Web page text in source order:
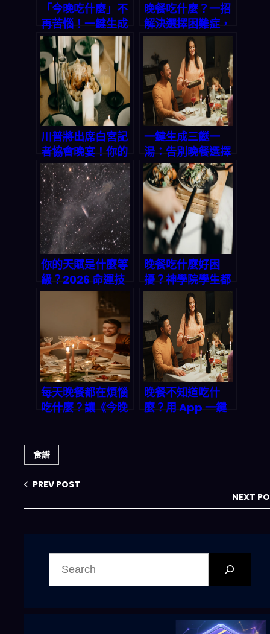
「今晚吃什麼」不
再苦惱！一鍵生成
三餸一湯，讓你省
時省錢又吃好
晚餐吃什麼？一招
解決選擇困難症，
三餸一湯輕鬆上
桌！
川普將出席白宮記
者協會晚宴！你的
晚餐想好了嗎？
「三餸一湯」智能
菜單讓你不再為吃
飯發愁
一鍵生成三餸一
湯：告別晚餐選擇
困難的智能方案
你的天賦是什麼等
級？2026 命運技
能解析：從八字、
星座到 UR 級潛能
的自我探索指南
晚餐吃什麼好困
擾？神學院學生都
在用的「三餸一
湯」秘笈，輕鬆搞
定全家胃
每天晚餐都在煩惱
吃什麼？讓《今晚
餸一湯！
晚餐不知道吃什
麼？用 App 一鍵
食譜
PREV POST
NEXT